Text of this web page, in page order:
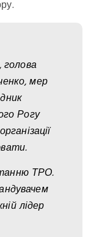
голова
мер
Рогу
ТРО.
лідер